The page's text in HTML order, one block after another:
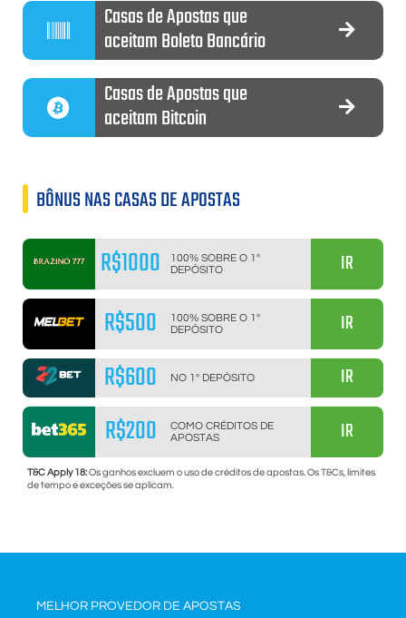
Casas de Apostas que
aceitam Boleto Bancário
Casas de Apostas que
aceitam Bitcoin
BÔNUS NAS CASAS DE APOSTAS
R$1000
100% SOBRE O 1º
DEPÓSITO
IR
R$500
100% SOBRE O 1º
DEPÓSITO
IR
R$600 NO 1º DEPÓSITO IR
R$200
COMO CRÉDITOS DE
APOSTAS
IR
T&C Apply 18:Os ganhos excluem o uso de créditos de apostas. Os T&Cs, limites
de tempo e exceções se aplicam.
MELHOR PROVEDOR DE APOSTAS